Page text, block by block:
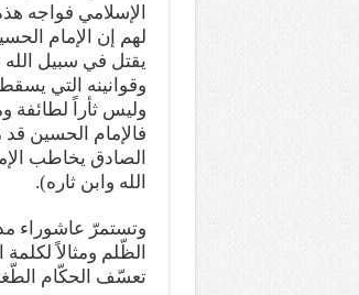
الإسلامي فواجه
لهم إن الإمام
يقتل في سبيل الله
وقوانينه التي
وليس ثأراً لطائفة
فالإمام الحسين قد
الصادق يخاطب
الله وابن ثاره).
وتستمرّ عاشوراء
الظّلم ومثالاً
تعسّف الحكّام